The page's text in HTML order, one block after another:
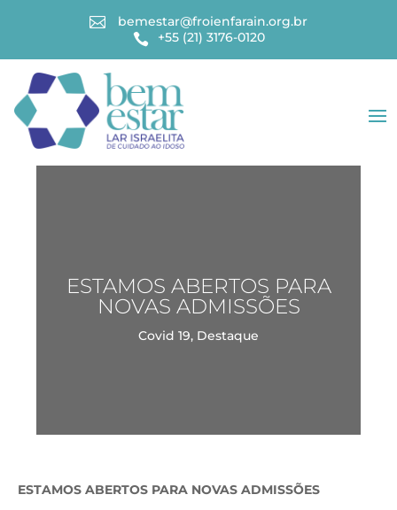

bemestar@froienfarain.org.br

+55 (21) 3176-0120
ESTAMOS ABERTOS PARA
NOVAS ADMISSÕES
Covid 19, Destaque
ESTAMOS ABERTOS PARA NOVAS ADMISSÕES